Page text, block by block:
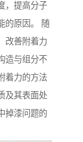
，提高分子
的原因。 随
改善附着力
造与组分不
着力的方法
及其表面处
掉漆问题的